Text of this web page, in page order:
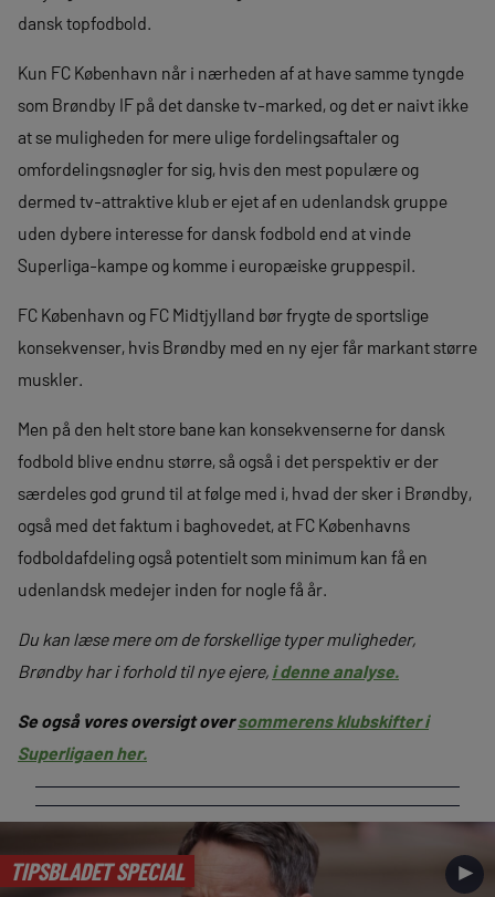
dansk topfodbold.
Kun FC København når i nærheden af at have samme tyngde
som Brøndby IF på det danske tv-marked, og det er naivt ikke
at se muligheden for mere ulige fordelingsaftaler og
omfordelingsnøgler for sig, hvis den mest populære og
dermed tv-attraktive klub er ejet af en udenlandsk gruppe
uden dybere interesse for dansk fodbold end at vinde
Superliga-kampe og komme i europæiske gruppespil.
FC København og FC Midtjylland bør frygte de sportslige
konsekvenser, hvis Brøndby med en ny ejer får markant større
muskler.
Men på den helt store bane kan konsekvenserne for dansk
fodbold blive endnu større, så også i det perspektiv er der
særdeles god grund til at følge med i, hvad der sker i Brøndby,
også med det faktum i baghovedet, at FC Københavns
fodboldafdeling også potentielt som minimum kan få en
udenlandsk medejer inden for nogle få år.
Du kan læse mere om de forskellige typer muligheder,
Brøndby har i forhold til nye ejere, i denne analyse.
Se også vores oversigt oversommerens klubskifter i
Superligaen her.
TIPSBLADET SPECIAL ►